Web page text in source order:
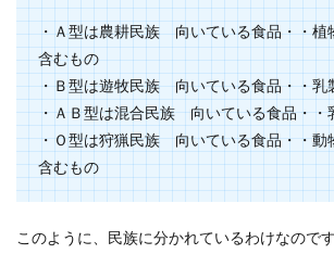
・Ａ型は農耕民族 向いている食品・・植
含むもの
・Ｂ型は遊牧民族 向いている食品・・乳
・ＡＢ型は混合民族 向いている食品・・
・Ｏ型は狩猟民族 向いている食品・・動
含むもの
このように、民族に分かれているわけなので